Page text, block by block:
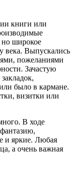
книги или
но широкое
века. Выпускались
пожеланиями
Зачастую
было в кармане.
визитки или
В ходе
и яркие. Любая
а очень важная